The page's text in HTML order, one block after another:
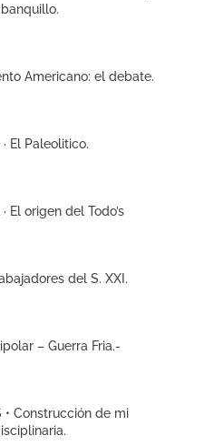
Americano: el debate.
El Paleolitico.
El origen del Todo’s
del S. XXI.
– Guerra Fria.-
• Construcción de mi